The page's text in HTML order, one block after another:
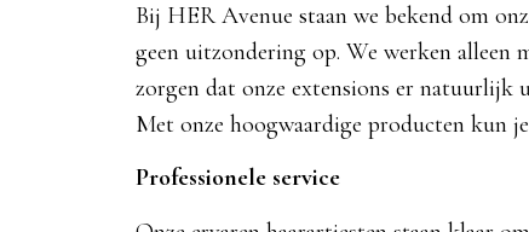
Bij HER Avenue staan we bekend om
geen uitzondering op. We werken alleen
zorgen dat onze extensions er natuurlijk
Met onze hoogwaardige producten kun
Professionele service